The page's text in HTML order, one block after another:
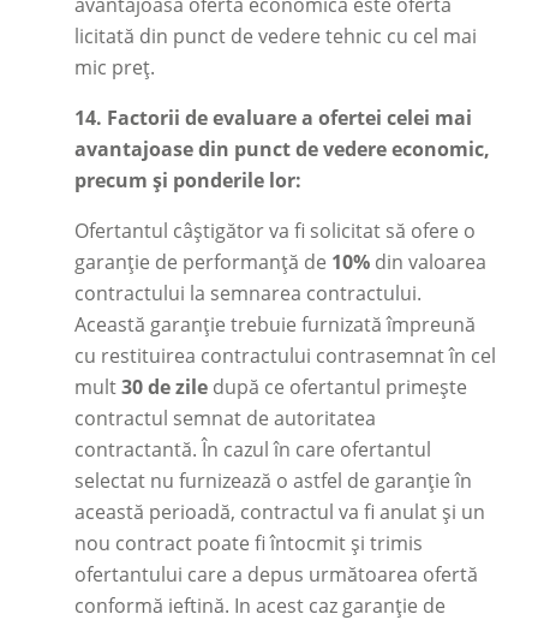
licitată din punct de vedere tehnic cu cel mai
mic preț.
14. Factorii de evaluare a ofertei celei mai
avantajoase din punct de vedere economic,
precum și ponderile lor:
Ofertantul câștigător va fi solicitat să ofere o
garanție de performanță de 10%din valoarea
contractului la semnarea contractului.
Această garanție trebuie furnizată împreună
cu restituirea contractului contrasemnat în cel
mult30 de ziledupă ce ofertantul primește
contractul semnat de autoritatea
contractantă. În cazul în care ofertantul
selectat nu furnizează o astfel de garanție în
această perioadă, contractul va fi anulat și un
nou contract poate fi întocmit și trimis
ofertantului care a depus următoarea ofertă
conformă ieftină. In acest caz garanție de